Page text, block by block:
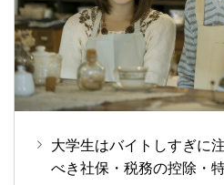
大学生はバイトしすぎに
べき社保・税務の控除・